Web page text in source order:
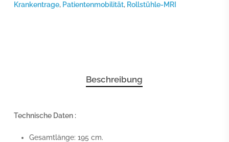
Krankentrage, Patientenmobilität, Rollstühle-MRI
Beschreibung
Technische Daten :
Gesamtlänge: 195 cm.